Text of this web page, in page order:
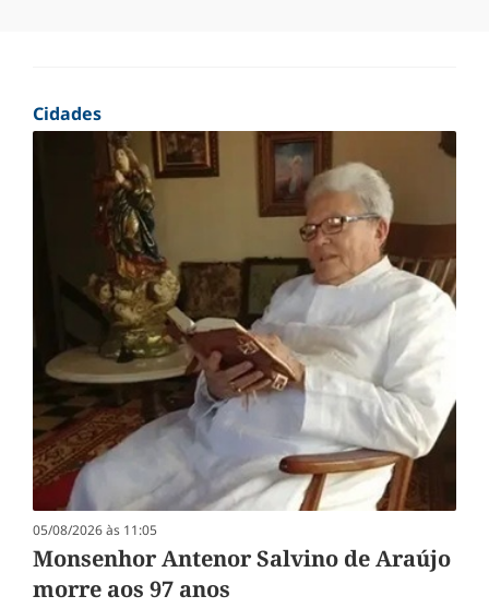
Cidades
05/08/2026 às 11:05
Monsenhor Antenor Salvino de Araújo
morre aos 97 anos